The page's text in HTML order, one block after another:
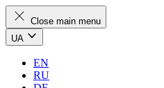
Close main menu
UA
EN
RU